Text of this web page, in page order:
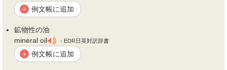
+ 例文帳に追加
鉱物性の油
mineral oil
- EDR日英対訳辞書
+ 例文帳に追加